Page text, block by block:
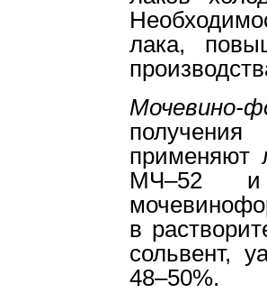
лака,
Мочевино-
получения
применяют
МЧ–52 и
в
сольвент,
48–50%.